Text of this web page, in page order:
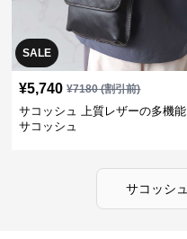
SALE
¥5,740 ¥7180(割引前)
サコッシュ 上質レザーの多機能
サコッシュ
サコッシュ